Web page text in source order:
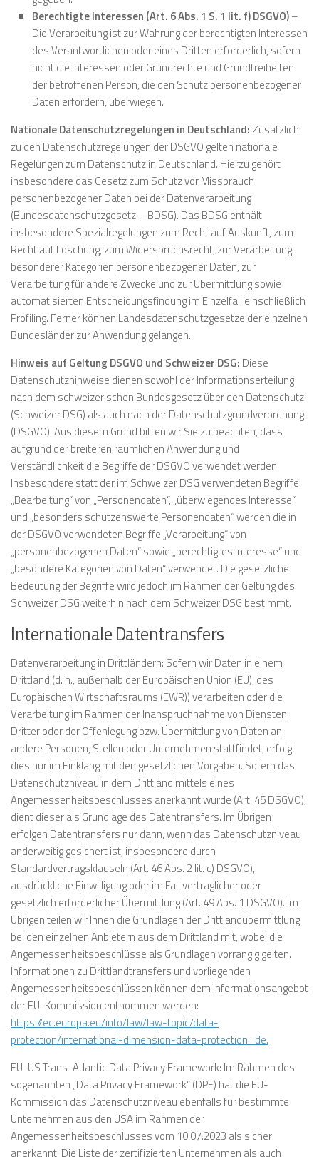
Berechtigte Interessen (Art. 6 Abs. 1 S. 1 lit. f) DSGVO)–
Die Verarbeitung ist zur Wahrung der berechtigten Interessen
des Verantwortlichen oder eines Dritten erforderlich, sofern
nicht die Interessen oder Grundrechte und Grundfreiheiten
der betroffenen Person, die den Schutz personenbezogener
Daten erfordern, überwiegen.
Nationale Datenschutzregelungen in Deutschland: Zusätzlich
zu den Datenschutzregelungen der DSGVO gelten nationale
Regelungen zum Datenschutz in Deutschland. Hierzu gehört
insbesondere das Gesetz zum Schutz vor Missbrauch
personenbezogener Daten bei der Datenverarbeitung
(Bundesdatenschutzgesetz – BDSG). Das BDSG enthält
insbesondere Spezialregelungen zum Recht auf Auskunft, zum
Recht auf Löschung, zum Widerspruchsrecht, zur Verarbeitung
besonderer Kategorien personenbezogener Daten, zur
Verarbeitung für andere Zwecke und zur Übermittlung sowie
automatisierten Entscheidungsfindung im Einzelfall einschließlich
Profiling. Ferner können Landesdatenschutzgesetze der einzelnen
Bundesländer zur Anwendung gelangen.
Hinweis auf Geltung DSGVO und Schweizer DSG: Diese
Datenschutzhinweise dienen sowohl der Informationserteilung
nach dem schweizerischen Bundesgesetz über den Datenschutz
(Schweizer DSG) als auch nach der Datenschutzgrundverordnung
(DSGVO). Aus diesem Grund bitten wir Sie zu beachten, dass
aufgrund der breiteren räumlichen Anwendung und
Verständlichkeit die Begriffe der DSGVO verwendet werden.
Insbesondere statt der im Schweizer DSG verwendeten Begriffe
„Bearbeitung“ von „Personendaten“, „überwiegendes Interesse“
und „besonders schützenswerte Personendaten“ werden die in
der DSGVO verwendeten Begriffe „Verarbeitung“ von
„personenbezogenen Daten“ sowie „berechtigtes Interesse“ und
„besondere Kategorien von Daten“ verwendet. Die gesetzliche
Bedeutung der Begriffe wird jedoch im Rahmen der Geltung des
Schweizer DSG weiterhin nach dem Schweizer DSG bestimmt.
Internationale Datentransfers
Datenverarbeitung in Drittländern: Sofern wir Daten in einem
Drittland (d. h., außerhalb der Europäischen Union (EU), des
Europäischen Wirtschaftsraums (EWR)) verarbeiten oder die
Verarbeitung im Rahmen der Inanspruchnahme von Diensten
Dritter oder der Offenlegung bzw. Übermittlung von Daten an
andere Personen, Stellen oder Unternehmen stattfindet, erfolgt
dies nur im Einklang mit den gesetzlichen Vorgaben. Sofern das
Datenschutzniveau in dem Drittland mittels eines
Angemessenheitsbeschlusses anerkannt wurde (Art. 45 DSGVO),
dient dieser als Grundlage des Datentransfers. Im Übrigen
erfolgen Datentransfers nur dann, wenn das Datenschutzniveau
anderweitig gesichert ist, insbesondere durch
Standardvertragsklauseln (Art. 46 Abs. 2 lit. c) DSGVO),
ausdrückliche Einwilligung oder im Fall vertraglicher oder
gesetzlich erforderlicher Übermittlung (Art. 49 Abs. 1 DSGVO). Im
Übrigen teilen wir Ihnen die Grundlagen der Drittlandübermittlung
bei den einzelnen Anbietern aus dem Drittland mit, wobei die
Angemessenheitsbeschlüsse als Grundlagen vorrangig gelten.
Informationen zu Drittlandtransfers und vorliegenden
Angemessenheitsbeschlüssen können dem Informationsangebot
der EU-Kommission entnommen werden:
https://ec.europa.eu/info/law/law-topic/data-
protection/international-dimension-data-protection_de.
EU-US Trans-Atlantic Data Privacy Framework: Im Rahmen des
sogenannten „Data Privacy Framework“ (DPF) hat die EU-
Kommission das Datenschutzniveau ebenfalls für bestimmte
Unternehmen aus den USA im Rahmen der
Angemessenheitsbeschlusses vom 10.07.2023 als sicher
anerkannt. Die Liste der zertifizierten Unternehmen als auch